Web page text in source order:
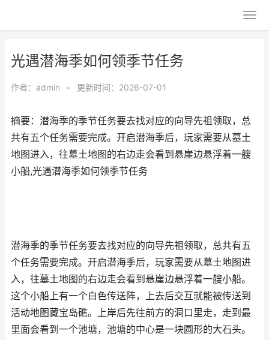
光遇潜海季如何领季节任务
作者： admin • 更新时间：2026-07-01
摘要：潜海季的季节任务要去找对应的向导先祖领取，总
共有五个任务需要完成。开启潜海季后，玩家需要从墓土
地图进入，往墓土地图的右边走会看到悬崖边悬浮着一艘
小船,光遇潜海季如何领季节任务
潜海季的季节任务要去找对应的向导先祖领取，总共有五
个任务需要完成。开启潜海季后，玩家需要从墓土地图进
入，往墓土地图的右边走会看到悬崖边悬浮着一艘小船。
这个小船上有一个白色传送阵，上去后交互就能被传送到
活动地图藏宝岛礁。上岸后先往前方的洞口里走，走到最
里面会看到一个池塘，池塘的中心是一块圆形的大石头。